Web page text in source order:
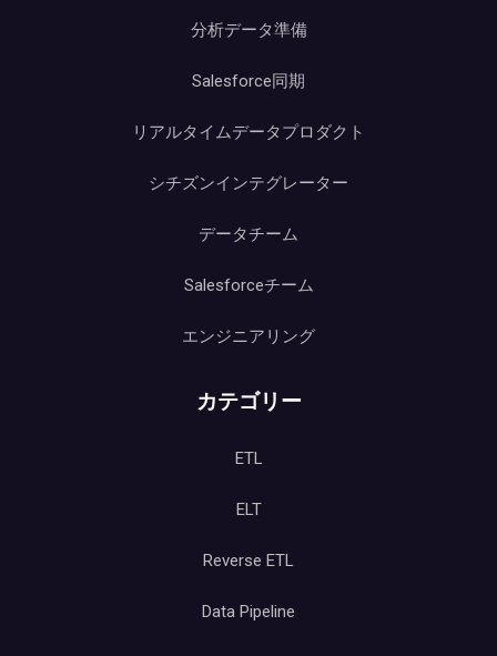
分析データ準備
Salesforce同期
リアルタイムデータプロダクト
シチズンインテグレーター
データチーム
Salesforceチーム
エンジニアリング
カテゴリー
ETL
ELT
Reverse ETL
Data Pipeline